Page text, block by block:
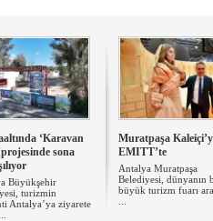
‘Karavan
sona
Büyükşehir
turizmin
Antalya’ya ziyarete
Muratpaşa
EMITT’te
Antalya Muratpaşa
Belediyesi, dünyanın
büyük turizm fuarı